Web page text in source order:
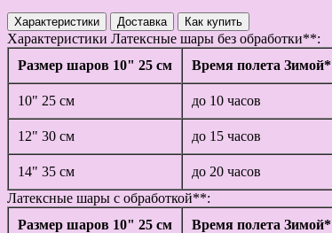
Характеристики Доставка Как купить
Характеристики Латексные шары без обработки**:
Размер шаров 10" 25 см
Время полета Зимой*
10" 25 см до 10 часов
12" 30 см до 15 часов
14" 35 см до 20 часов
Латексные шары с обработкой**:
Размер шаров 10" 25 см
Время полета Зимой*